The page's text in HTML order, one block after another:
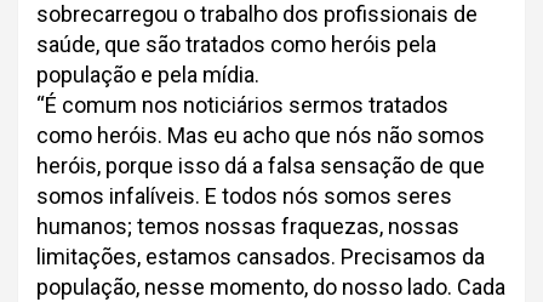
sobrecarregou o trabalho dos profissionais de
saúde, que são tratados como heróis pela
população e pela mídia.
“É comum nos noticiários sermos tratados
como heróis. Mas eu acho que nós não somos
heróis, porque isso dá a falsa sensação de que
somos infalíveis. E todos nós somos seres
humanos; temos nossas fraquezas, nossas
limitações, estamos cansados. Precisamos da
população, nesse momento, do nosso lado. Cada